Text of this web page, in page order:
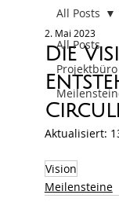
All Posts
Projektbüro
All Posts
Die
2. Mai 2023
Aktualisiert:
Vision
Meilensteine